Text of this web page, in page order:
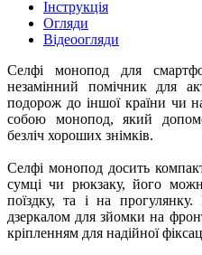
Інструкція
Огляди
Відеоогляди
Селфі монопод для
незамінний помічник для
подорож до іншої країни чи на
собою монопод, який
безліч хороших знімків.
Селфі монопод досить
сумці чи рюкзаку, його
поїздку, та і на
дзеркалом для зйомки на
кріпленням для надійної